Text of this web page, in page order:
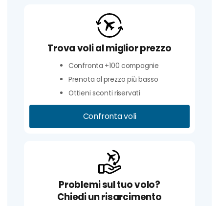
Trova voli al miglior prezzo
Confronta +100 compagnie
Prenota al prezzo più basso
Ottieni sconti riservati
Confronta voli
Problemi sul tuo volo?
Chiedi un risarcimento